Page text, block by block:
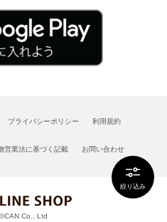
絞り込み
プライバシーポリシー 利用規約
営業法に基づく記載 お問い合わせ
Co., Ltd